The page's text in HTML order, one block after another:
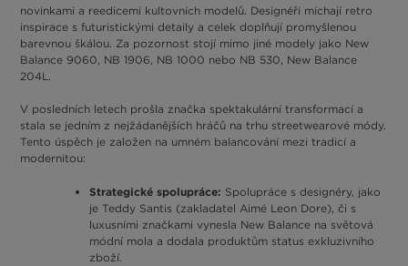
novinkami a reedicemi kultovních modelů. Designéři míchají retro
inspirace s futuristickými detaily a celek doplňují promyšlenou
barevnou škálou. Za pozornost stojí mimo jiné modely jako New
Balance 9060, NB 1906, NB 1000 nebo NB 530, New Balance
204L.
V posledních letech prošla značka spektakulární transformací a
stala se jedním z nejžádanějších hráčů na trhu streetwearové módy.
Tento úspěch je založen na umném balancování mezi tradicí a
modernitou:
Strategické spolupráce: Spolupráce s designéry, jako
je Teddy Santis (zakladatel Aimé Leon Dore), či s
luxusními značkami vynesla New Balance na světová
módní mola a dodala produktům status exkluzivního
zboží.